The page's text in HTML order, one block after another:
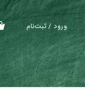
ورود / ثبت‌نام